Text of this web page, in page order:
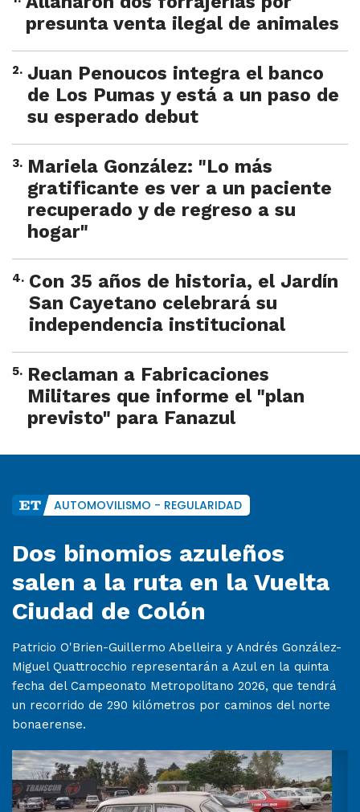
presunta venta ilegal de animales
2. Juan Penoucos integra el banco
de Los Pumas y está a un paso de
su esperado debut
3. Mariela González: "Lo más
gratificante es ver a un paciente
recuperado y de regreso a su
hogar"
4. Con 35 años de historia, el Jardín
San Cayetano celebrará su
independencia institucional
5. Reclaman a Fabricaciones
Militares que informe el "plan
previsto" para Fanazul
AUTOMOVILISMO - REGULARIDAD
Dos binomios azuleños
salen a la ruta en la Vuelta
Ciudad de Colón
Patricio O'Brien-Guillermo Abelleira y Andrés González-
Miguel Quattrocchio representarán a Azul en la quinta
fecha del Campeonato Metropolitano 2026, que tendrá
un recorrido de 290 kilómetros por caminos del norte
bonaerense.